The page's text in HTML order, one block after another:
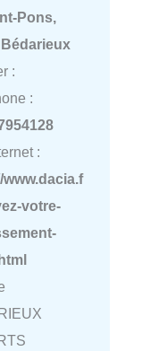
Pons,
:
:
:
www.dacia.f
votre-